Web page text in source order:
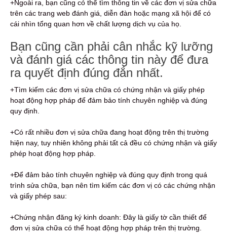
+Ngoài ra, bạn cũng có thể tìm thông tin về các đơn vị sửa chữa
trên các trang web đánh giá, diễn đàn hoặc mạng xã hội để có
cái nhìn tổng quan hơn về chất lượng dịch vụ của họ.
Bạn cũng cần phải cân nhắc kỹ lưỡng
và đánh giá các thông tin này để đưa
ra quyết định đúng đắn nhất.
+Tìm kiếm các đơn vị sửa chữa có chứng nhận và giấy phép
hoạt động hợp pháp để đảm bảo tính chuyên nghiệp và đúng
quy định.
+Có rất nhiều đơn vị sửa chữa đang hoạt động trên thị trường
hiện nay, tuy nhiên không phải tất cả đều có chứng nhận và giấy
phép hoạt động hợp pháp.
+Để đảm bảo tính chuyên nghiệp và đúng quy định trong quá
trình sửa chữa, bạn nên tìm kiếm các đơn vị có các chứng nhận
và giấy phép sau:
+Chứng nhận đăng ký kinh doanh: Đây là giấy tờ cần thiết để
đơn vị sửa chữa có thể hoạt động hợp pháp trên thị trường.